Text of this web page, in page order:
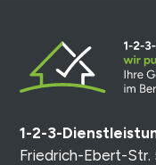
1-2-3-
Friedrich-Ebert-Str.